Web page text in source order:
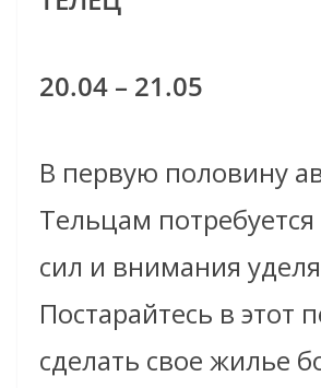
20.04 – 21.05
В первую половину
Тельцам
сил и внимания
Постарайтесь в этот
сделать свое жилье